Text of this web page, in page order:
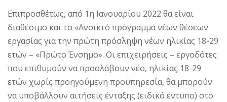
Επιπροσθέτως, από 1η Ιανουαρίου 2022 θα είναι
διαθέσιμο και το «Ανοικτό πρόγραμμα νέων θέσεων
εργασίας για την πρώτη πρόσληψη νέων ηλικίας 18-29
ετών – «Πρώτο Ένσημο». Οι επιχειρήσεις – εργοδότες
που επιθυμούν να προσλάβουν νέο, ηλικίας 18-29
ετών χωρίς προηγούμενη προϋπηρεσία, θα μπορούν
να υποβάλλουν αιτήσεις ένταξης (ειδικό έντυπο) στο